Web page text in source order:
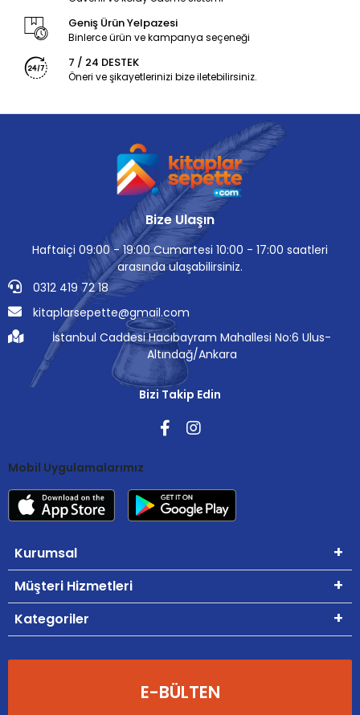
Geniş Ürün Yelpazesi
Binlerce ürün ve kampanya seçeneği
7 / 24 DESTEK
Öneri ve şikayetlerinizi bize iletebilirsiniz.
Bize Ulaşın
Haftaiçi 09:00 - 19:00 Cumartesi 10:00 - 17:00 saatleri
arasında ulaşabilirsiniz.
0312 419 72 18
kitaplarsepette@gmail.com
İstanbul Caddesi Hacıbayram Mahallesi No:6 Ulus-
Altındağ/Ankara
Bizi Takip Edin
Mobil Uygulamalarımız
Kurumsal
Müşteri Hizmetleri
Kategoriler
E-BÜLTEN